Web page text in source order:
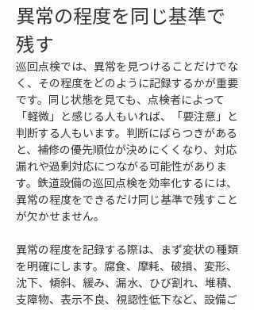
異常の程度を同じ基準で
残す
巡回点検では、異常を見つけることだけでな
く、その程度をどのように記録するかが重要
です。同じ状態を見ても、点検者によって
「軽微」と感じる人もいれば、「要注意」と
判断する人もいます。判断にばらつきがある
と、補修の優先順位が決めにくくなり、対応
漏れや過剰対応につながる可能性がありま
す。鉄道設備の巡回点検を効率化するには、
異常の程度をできるだけ同じ基準で残すこと
が欠かせません。
異常の程度を記録する際は、まず変状の種類
を明確にします。腐食、摩耗、破損、変形、
沈下、傾斜、緩み、漏水、ひび割れ、堆積、
支障物、表示不良、視認性低下など、設備ご